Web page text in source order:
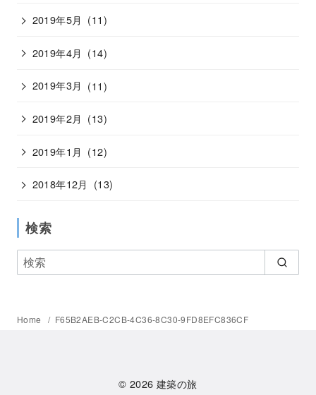
2019年5月 (11)
2019年4月 (14)
2019年3月 (11)
2019年2月 (13)
2019年1月 (12)
2018年12月 (13)
検索
Home F65B2AEB-C2CB-4C36-8C30-9FD8EFC836CF
© 2026建築の旅